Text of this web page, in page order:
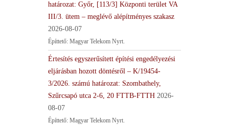
határozat: Győr, [113/3] Központi terület VA
III/3. ütem – meglévő alépítményes szakasz
2026-08-07
Építtető: Magyar Telekom Nyrt.
Értesítés egyszerűsített építési engedélyezési
eljárásban hozott döntésről – K/19454-
3/2026. számú határozat: Szombathely,
Szűrcsapó utca 2-6, 20 FTTB-FTTH 2026-
08-07
Építtető: Magyar Telekom Nyrt.